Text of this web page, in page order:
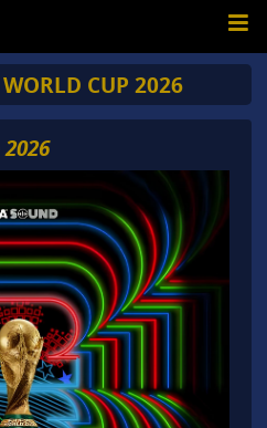
WORLD CUP 2026